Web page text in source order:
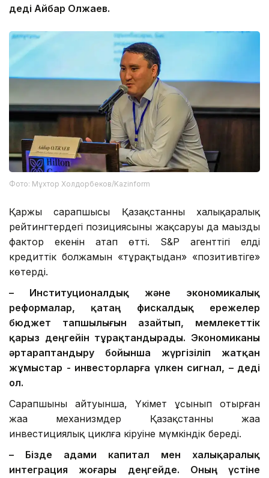
деді Айбар Олжаев.
Фото: Мұхтор Холдорбеков/Kazinform
Қаржы сарапшысы Қазақстанның халықаралық
рейтингтердегі позициясының жақсаруы да маңызды
фактор екенін атап өтті. S&P агенттігі елдің
кредиттік болжамын «тұрақтыдан» «позитивтіге»
көтерді.
– Институционалдық және экономикалық
реформалар, қатаң фискалдық ережелер
бюджет тапшылығын азайтып, мемлекеттік
қарыз деңгейін тұрақтандырады. Экономиканы
әртараптандыру бойынша жүргізіліп жатқан
жұмыстар - инвесторларға үлкен сигнал, – деді
ол.
Сарапшының айтуынша, Үкімет ұсынып отырған
жаңа механизмдер Қазақстанның жаңа
инвестициялық циклға кіруіне мүмкіндік береді.
– Бізде адами капитал мен халықаралық
интеграция жоғары деңгейде. Оның үстіне